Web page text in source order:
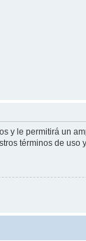
y le permitirá un
términos de